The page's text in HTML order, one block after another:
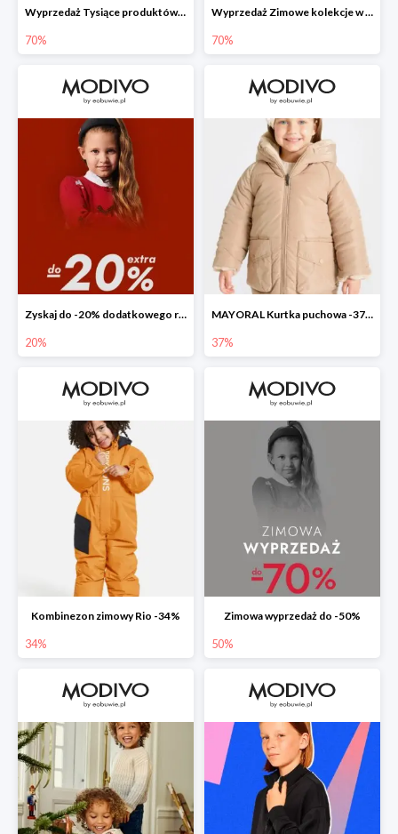
Wyprzedaż Tysiące produktów w konkurencyjnych cenach
70%
Wyprzedaż Zimowe kolekcje w najniższych cenach
70%
Zyskaj do -20% dodatkowego rabatu
20%
MAYORAL Kurtka puchowa -37%
37%
Kombinezon zimowy Rio -34%
34%
Zimowa wyprzedaż do -50%
50%